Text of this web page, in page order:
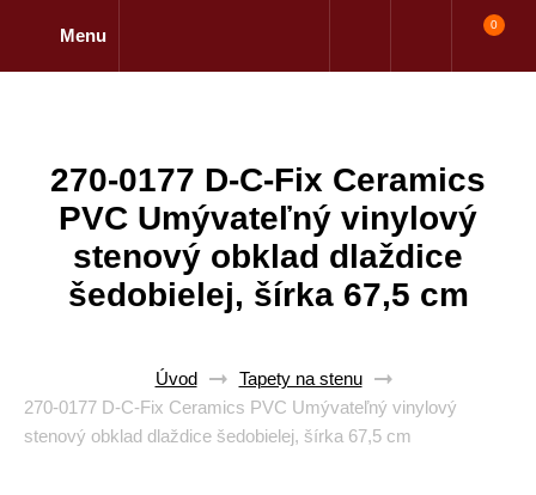
Menu
0
270-0177 D-C-Fix Ceramics
PVC Umývateľný vinylový
stenový obklad dlaždice
šedobielej, šírka 67,5 cm
Úvod
Tapety na stenu
270-0177 D-C-Fix Ceramics PVC Umývateľný vinylový
stenový obklad dlaždice šedobielej, šírka 67,5 cm